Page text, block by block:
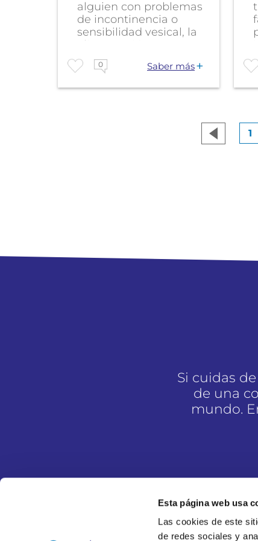
Esta página web usa
Las cookies de este
de redes sociales y
alguien con problemas
de incontinencia o
sensibilidad vesical, la
alimentación...
0 Saber más
1
Si cuidas
de una
mundo.